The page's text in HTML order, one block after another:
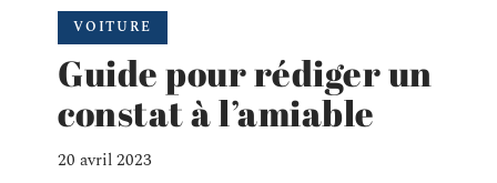
VOITURE
Guide pour rédiger un
constat à l’amiable
20 avril 2023